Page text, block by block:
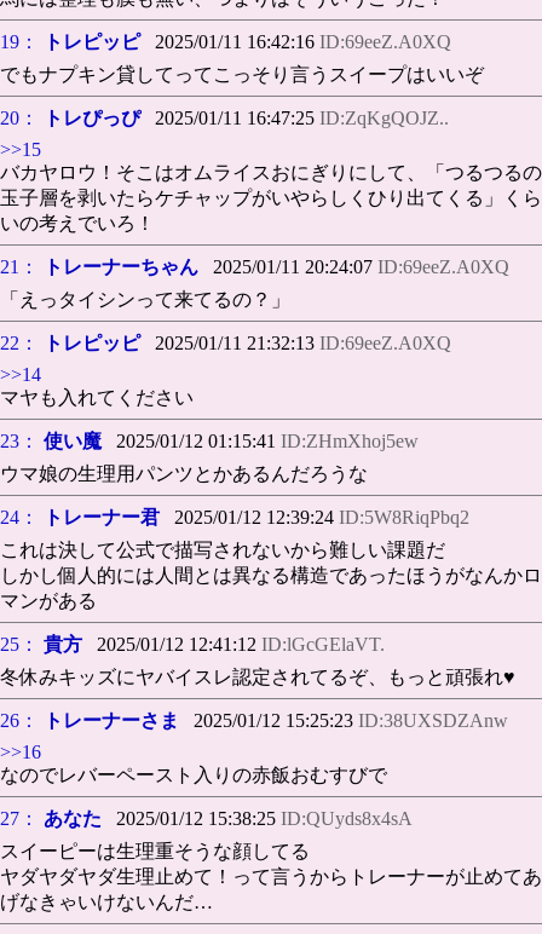
19： トレピッピ2025/01/11 16:42:16 ID:69eeZ.A0XQ
でもナプキン貸してってこっそり言うスイープはいいぞ
20： トレぴっぴ2025/01/11 16:47:25 ID:ZqKgQOJZ..
>>15
バカヤロウ！そこはオムライスおにぎりにして、「つるつるの
玉子層を剥いたらケチャップがいやらしくひり出てくる」くら
いの考えでいろ！
21： トレーナーちゃん 2025/01/11 20:24:07 ID:69eeZ.A0XQ
「えっタイシンって来てるの？」
22： トレピッピ2025/01/11 21:32:13 ID:69eeZ.A0XQ
>>14
マヤも入れてください
23： 使い魔 2025/01/12 01:15:41 ID:ZHmXhoj5ew
ウマ娘の生理用パンツとかあるんだろうな
24： トレーナー君 2025/01/12 12:39:24 ID:5W8RiqPbq2
これは決して公式で描写されないから難しい課題だ
しかし個人的には人間とは異なる構造であったほうがなんかロ
マンがある
25： 貴方 2025/01/12 12:41:12 ID:lGcGElaVT.
冬休みキッズにヤバイスレ認定されてるぞ、もっと頑張れ♥️
26： トレーナーさま 2025/01/12 15:25:23 ID:38UXSDZAnw
>>16
なのでレバーペースト入りの赤飯おむすびで
27： あなた 2025/01/12 15:38:25 ID:QUyds8x4sA
スイーピーは生理重そうな顔してる
ヤダヤダヤダ生理止めて！って言うからトレーナーが止めてあ
げなきゃいけないんだ…